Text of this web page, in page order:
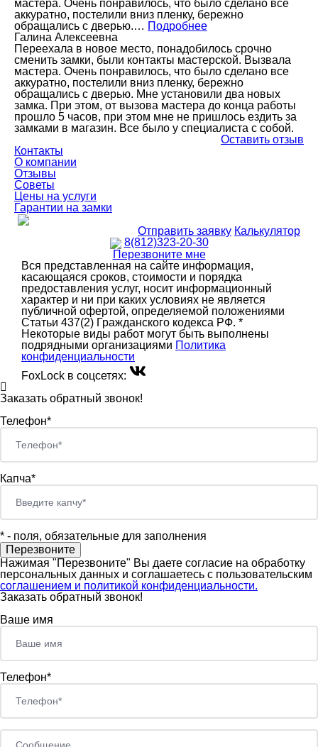
мастера. Очень понравилось, что было сделано все
аккуратно, постелили вниз пленку, бережно
обращались с дверью.… Подробнее
Галина Алексеевна
Переехала в новое место, понадобилось срочно
сменить замки, были контакты мастерской. Вызвала
мастера. Очень понравилось, что было сделано все
аккуратно, постелили вниз пленку, бережно
обращались с дверью. Мне установили два новых
замка. При этом, от вызова мастера до конца работы
прошло 5 часов, при этом мне не пришлось ездить за
замками в магазин. Все было у специалиста с собой.
Оставить отзыв
Контакты
О компании
Отзывы
Советы
Цены на услуги
Гарантии на замки
Отправить заявку Калькулятор
8(812)323-20-30
Перезвоните мне
Вся представленная на сайте информация,
касающаяся сроков, стоимости и порядка
предоставления услуг, носит информационный
характер и ни при каких условиях не является
публичной офертой, определяемой положениями
Статьи 437(2) Гражданского кодекса РФ. *
Некоторые виды работ могут быть выполнены
подрядными организациями Политика
конфиденциальности
FoxLock в соцсетях:
Заказать обратный звонок!
Телефон*
Капча*
* - поля, обязательные для заполнения
Нажимая "Перезвоните" Вы даете согласие на обработку
персональных данных и соглашаетесь c пользовательским
соглашением и политикой конфиденциальности.
Заказать обратный звонок!
Ваше имя
Телефон*